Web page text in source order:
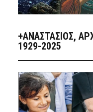
+ΑΝΑΣΤΆΣΙΟΣ,
1929-2025